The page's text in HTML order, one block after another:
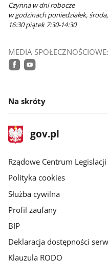
Czynna w dni robocze
w godzinach poniedziałek,
16:30 piątek 7:30-14:30
MEDIA SPOŁECZNOŚCIOWE:
Na skróty
stopka
gov.plStrona
gov.pl
Rządowe Centrum Legislacji
Polityka cookies
Służba cywilna
Profil zaufany
BIP
Deklaracja dostępności
Klauzula RODO